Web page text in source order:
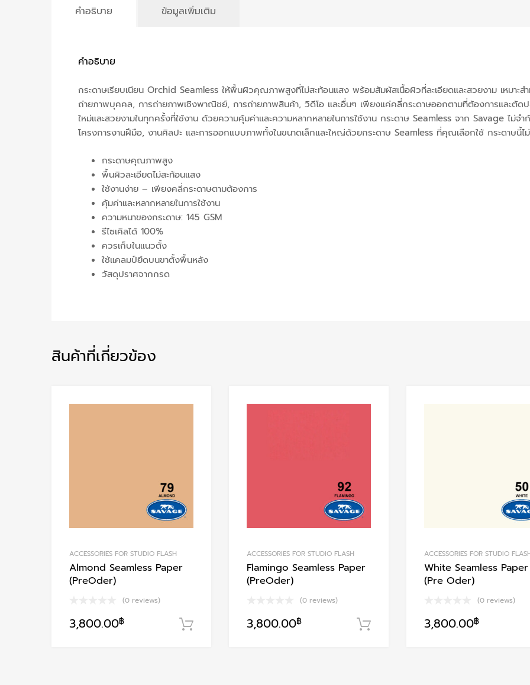
คำอธิบาย ข้อมูลเพิ่มเติม
คำอธิบาย
กระดาษเรียบเนียน Orchid Seamless ให้พื้นผิวคุณภาพสูงที่ไม่สะท้อนแสง พร้อมสัมผัสเนื้อผิวที่ละเอียดและสวยงาม เหมาะสำ
ถ่ายภาพบุคคล, การถ่ายภาพเชิงพาณิชย์, การถ่ายภาพสินค้า, วิดีโอ และอื่นๆ เพียงแค่คลี่กระดาษออกตามที่ต้องการและตัดป
ใหม่และสวยงามในทุกครั้งที่ใช้งาน ด้วยความคุ้มค่าและความหลากหลายในการใช้งาน กระดาษ Seamless จาก Savage ไม่
โครงการงานฝีมือ, งานศิลปะ และการออกแบบภาพทั้งในขนาดเล็กและใหญ่ด้วยกระดาษ Seamless ที่คุณเลือกใช้ กระดาษนี้
กระดาษคุณภาพสูง
พื้นผิวละเอียดไม่สะท้อนแสง
ใช้งานง่าย – เพียงคลี่กระดาษตามต้องการ
คุ้มค่าและหลากหลายในการใช้งาน
ความหนาของกระดาษ: 145 GSM
รีไซเคิลได้ 100%
ควรเก็บในแนวตั้ง
ใช้แคลมป์ยึดบนขาตั้งพื้นหลัง
วัสดุปราศจากกรด
สินค้าที่เกี่ยวข้อง
ACCESSORIES FOR STUDIO FLASH
Almond Seamless Paper
(PreOder)
(0 reviews)
3,800.00฿ หยิบใส่ตะกร้า
ACCESSORIES FOR STUDIO FLASH
Flamingo Seamless Paper
(PreOder)
(0 reviews)
3,800.00฿ หยิบใส่ตะกร้า
ACCESSORIES FOR STUDIO
White Seamless Paper
(Pre Oder)
(0 reviews)
3,800.00฿